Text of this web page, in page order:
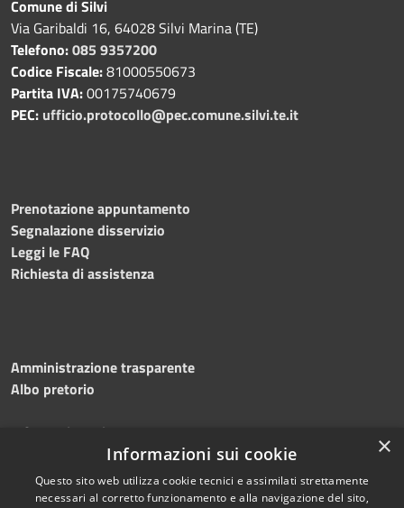
Comune di Silvi
Via Garibaldi 16, 64028 Silvi Marina (TE)
Telefono:085 9357200
Codice Fiscale:81000550673
Partita IVA:00175740679
PEC: ufficio.protocollo@pec.comune.silvi.te.it
Prenotazione appuntamento
Segnalazione disservizio
Leggi le FAQ
Richiesta di assistenza
Amministrazione trasparente
Albo pretorio
Informativa privacy
Dichiarazione di accessibilità
×
Informazioni sui cookie
Questo sito web utilizza cookie tecnici e assimilati strettamente
necessari al corretto funzionamento e alla navigazione del sito,